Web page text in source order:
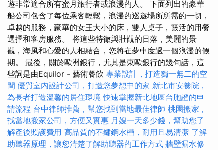
遊非常適合所有蜜月旅行者或浪漫的人。 下面列出的豪華
船公司包含了每位乘客輕鬆，浪漫的巡遊場所所需的一切，
卓越的服務，豪華的女王大小的床，雙人桌子，靈活的用餐
選擇和客房服務。 將這些特徵與壯觀的日落，美麗的景
觀，海風和心愛的人相結合，您將在夢中度過一個浪漫的假
期。 最後，關於歐洲銀行，尤其是東歐銀行的幾句話，這
些詞是由Equilor - 藝術餐飲 專業設計，打造獨一無二的空
間 優質室內設計公司，打造您夢想中的家 新北市安養院，
為長者打造溫馨的居住環境 快速掌握新北地區台胞證的申
請流程 台中律師推薦，幫您找到當地最佳律師 桃園搬家，
找當地搬家公司，方便又實惠 月嫂一天多少錢，幫助您了
解產後照護費用 高品質的不鏽鋼水槽，耐用且易清潔 了解
助聽器原理，讓您清楚了解助聽器的工作方式 牆壁漏水修